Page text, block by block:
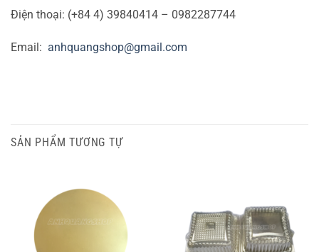
Điện thoại: (+84 4) 39840414 – 0982287744
Email: anhquangshop@gmail.com
SẢN PHẨM TƯƠNG TỰ